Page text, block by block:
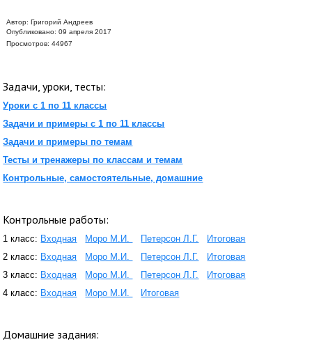
Автор: Григорий Андреев
Опубликовано: 09 апреля 2017
Просмотров: 44967
Задачи, уроки, тесты:
Уроки с 1 по 11 классы
Задачи и примеры с 1 по 11 классы
Задачи и примеры по темам
Тесты и тренажеры по классам и темам
Контрольные, самостоятельные, домашние
Контрольные работы:
1 класс: Входная Моро М.И. Петерсон Л.Г.
Итоговая
2 класс: Входная Моро М.И. Петерсон Л.Г.
Итоговая
3 класс: Входная Моро М.И. Петерсон Л.Г.
Итоговая
4 класс: Входная Моро М.И. Итоговая
Домашние задания: